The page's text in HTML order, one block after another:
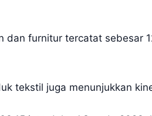
dan furnitur tercatat sebesar
tekstil juga menunjukkan